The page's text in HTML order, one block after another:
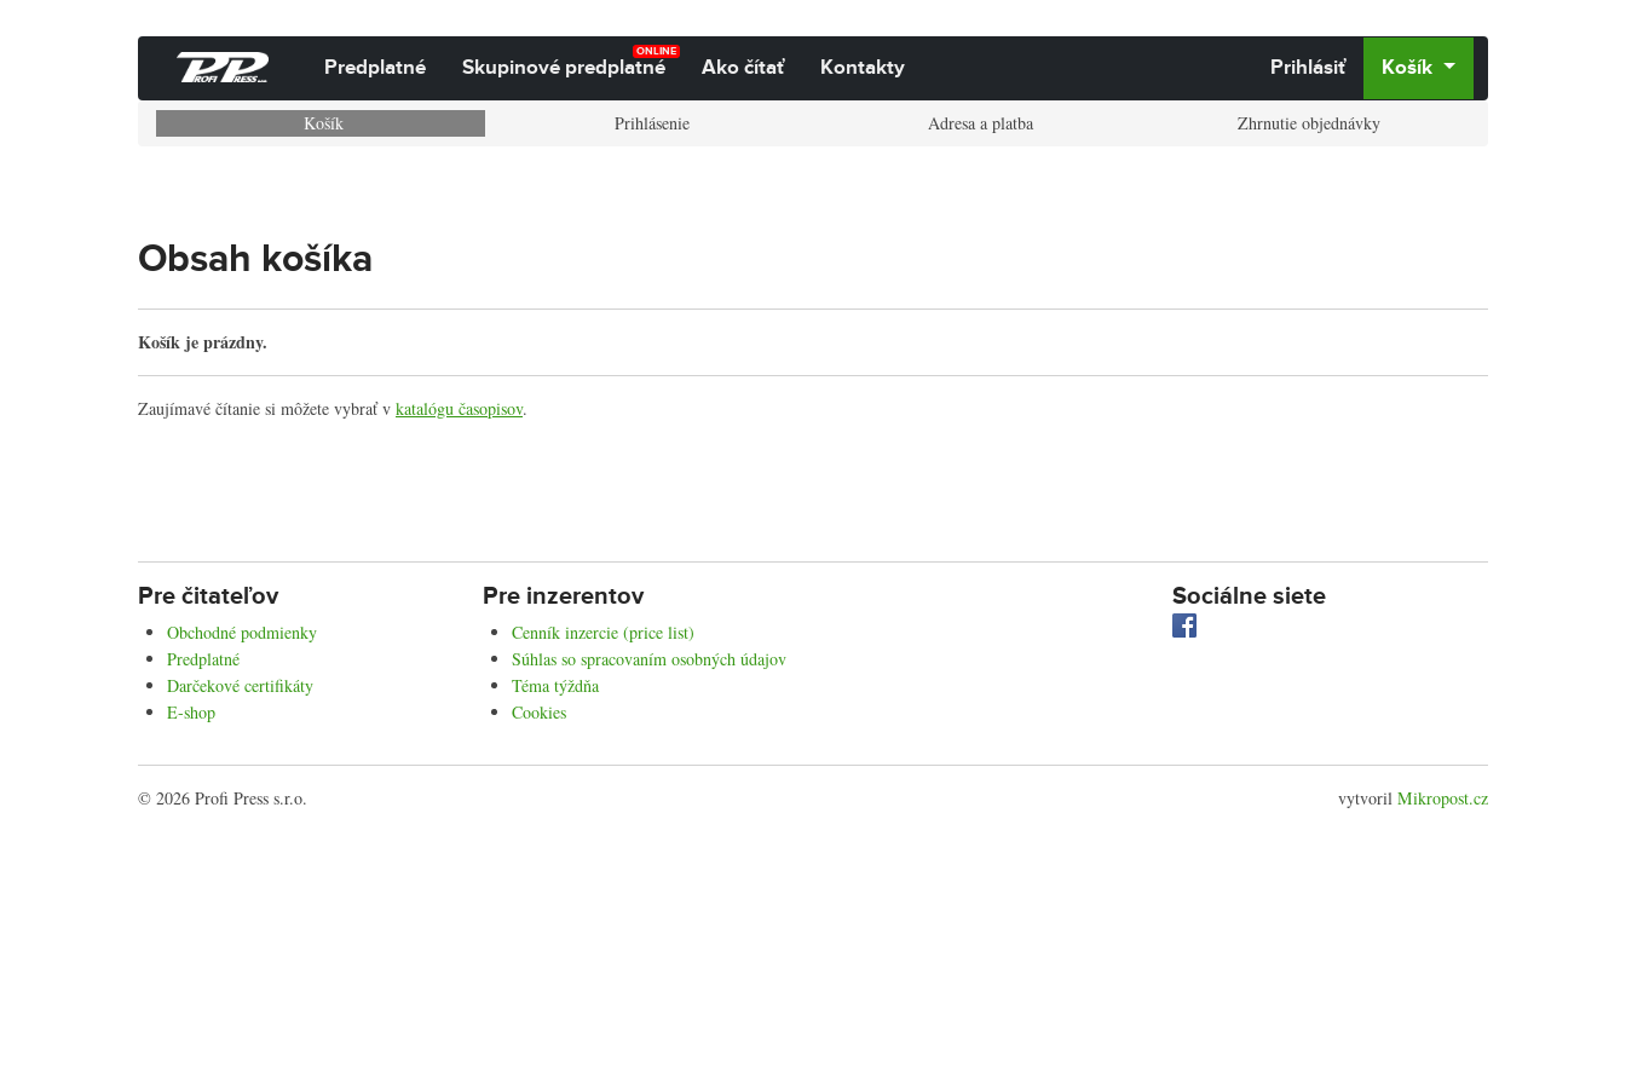
Predplatné
ONLINE
Skupinové predplatné Ako čítať Kontakty Prihlásiť Košík
Košík Prihlásenie Adresa a platba Zhrnutie objednávky
Obsah košíka
Košík je prázdny.
Zaujímavé čítanie si môžete vybrať v katalógu časopisov.
Pre čitateľov
Obchodné podmienky
Predplatné
Darčekové certifikáty
E-shop
Pre inzerentov
Cenník inzercie (price list)
Súhlas so spracovaním osobných údajov
Téma týždňa
Cookies
Sociálne siete
© 2026 Profi Press s.r.o. vytvoril Mikropost.cz